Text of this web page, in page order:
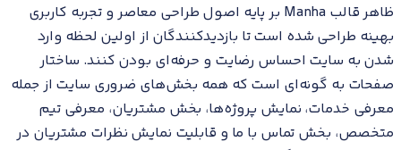
ظاهر قالب Manha بر پایه اصول طراحی معاصر و تجربه کاربری
بهینه طراحی شده است تا بازدیدکنندگان از اولین لحظه وارد
شدن به سایت احساس رضایت و حرفه‌ای بودن کنند. ساختار
صفحات به گونه‌ای است که همه بخش‌های ضروری سایت از جمله
معرفی خدمات، نمایش پروژه‌ها، بخش مشتریان، معرفی تیم
متخصص، بخش تماس با ما و قابلیت نمایش نظرات مشتریان در